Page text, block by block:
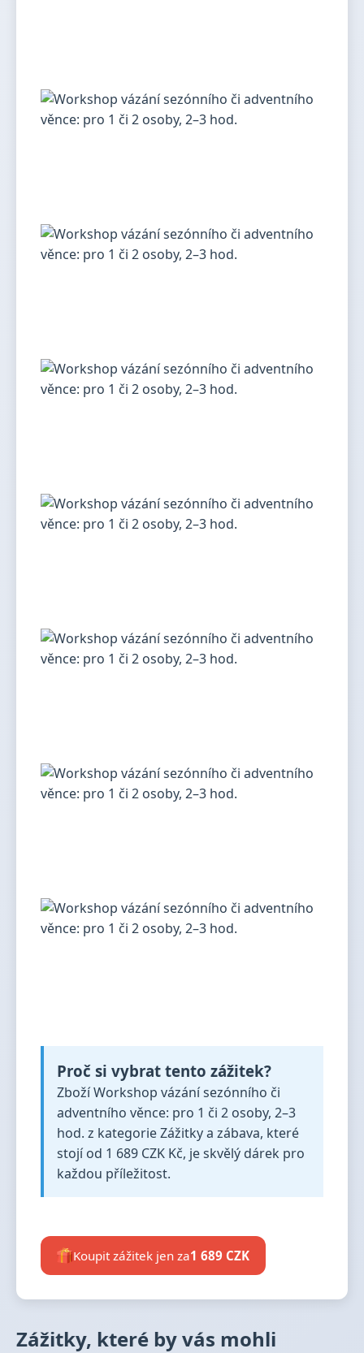
Proč si vybrat tento zážitek?
Zboží Workshop vázání sezónního či
adventního věnce: pro 1 či 2 osoby, 2–3
hod. z kategorie Zážitky a zábava, které
stojí od 1 689 CZK Kč, je skvělý dárek pro
každou příležitost.
Koupit zážitek jen za1 689 CZK
Zážitky, které by vás mohli